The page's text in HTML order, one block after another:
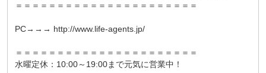
＝＝＝＝＝＝＝＝＝＝＝＝＝＝＝＝＝＝＝＝＝＝
PC→→→ http://www.life-agents.jp/
＝＝＝＝＝＝＝＝＝＝＝＝＝＝＝＝＝＝＝＝＝＝
水曜定休：10:00～19:00まで元気に営業中！